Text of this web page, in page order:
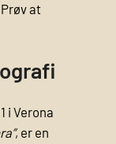
at
i Verona
, er en